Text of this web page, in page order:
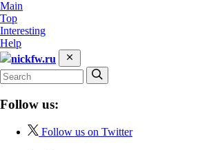
Main
Top
Interesting
Help
nickfw.ru
Follow us:
Follow us on Twitter